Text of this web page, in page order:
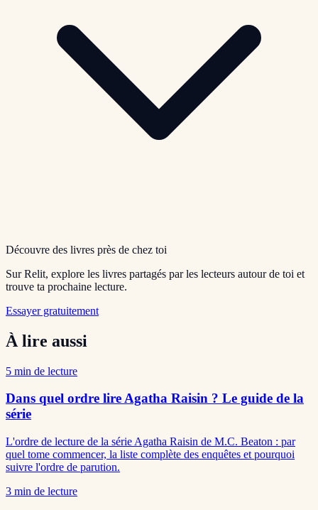
Découvre des livres près de chez toi
Sur Relit, explore les livres partagés par les lecteurs autour de toi et
trouve ta prochaine lecture.
Essayer gratuitement
À lire aussi
5 min de lecture
Dans quel ordre lire Agatha Raisin ? Le guide de la
série
L'ordre de lecture de la série Agatha Raisin de M.C. Beaton : par
quel tome commencer, la liste complète des enquêtes et pourquoi
suivre l'ordre de parution.
3 min de lecture